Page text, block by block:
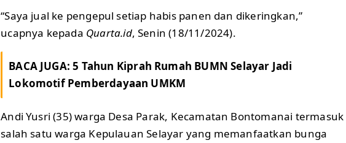
“Saya jual ke pengepul setiap habis panen dan dikeringkan,”
ucapnya kepada Quarta.id, Senin (18/11/2024).
BACA JUGA: 5 Tahun Kiprah Rumah BUMN Selayar Jadi
Lokomotif Pemberdayaan UMKM
Andi Yusri (35) warga Desa Parak, Kecamatan Bontomanai termasuk
salah satu warga Kepulauan Selayar yang memanfaatkan bunga